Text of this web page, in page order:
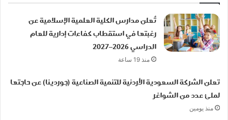
تُعلن مدارس الكلية العلمية الإسلامية عن
رغبتها في استقطاب كفاءات إدارية للعام
الدراسي 2026–2027
منذ 19 ساعة
تعلن الشركة السعودية الأردنية للتنمية الصناعية (جوردينا) عن حاجتها
لملئ عدد من الشواغر
منذ يومين